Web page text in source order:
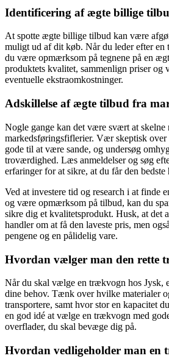
Identificering af ægte billige
At spotte ægte billige tilbud kan være
muligt ud af dit køb. Når du leder efter en
du være opmærksom på tegnene på en
produktets kvalitet, sammenlign priser og
eventuelle ekstraomkostninger.
Adskillelse af ægte tilbud fra
Nogle gange kan det være svært at
markedsføringsfiflerier. Vær skeptisk
gode til at være sande, og undersøg
troværdighed. Læs anmeldelser og søg
erfaringer for at sikre, at du får den bedste
Ved at investere tid og research i at finde
og være opmærksom på tilbud, kan du
sikre dig et kvalitetsprodukt. Husk, at det
handler om at få den laveste pris, men
pengene og en pålidelig vare.
Hvordan vælger man den rette
Når du skal vælge en trækvogn hos Jysk,
dine behov. Tænk over hvilke materialer
transportere, samt hvor stor en kapacitet
en god idé at vælge en trækvogn med
overflader, du skal bevæge dig på.
Hvordan vedligeholder man en